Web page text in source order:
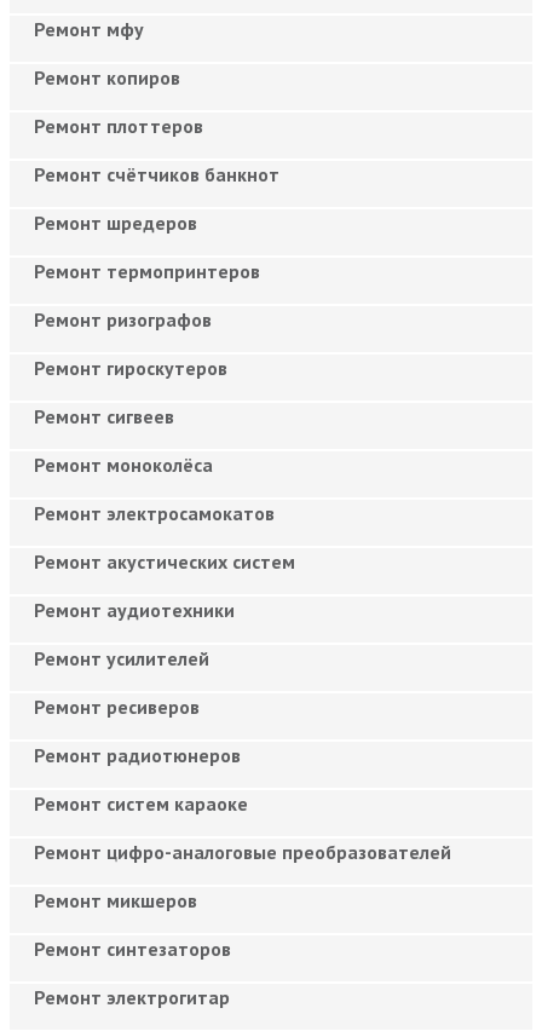
Ремонт мфу
Ремонт копиров
Ремонт плоттеров
Ремонт счётчиков банкнот
Ремонт шредеров
Ремонт термопринтеров
Ремонт ризографов
Ремонт гироскутеров
Ремонт сигвеев
Ремонт моноколёса
Ремонт электросамокатов
Ремонт акустических систем
Ремонт аудиотехники
Ремонт усилителей
Ремонт ресиверов
Ремонт радиотюнеров
Ремонт систем караоке
Ремонт цифро-аналоговые преобразователей
Ремонт микшеров
Ремонт синтезаторов
Ремонт электрогитар